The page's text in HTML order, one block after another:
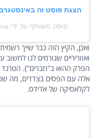
הצגת פוסט זה
פוסט משותף על ידי ‏‎rebeca oksana‎‏ (@‏‎rebecaoksana‎‏)
ואכן, הקיץ הזה כבר שייך
ואווריריים שגורמים לנו
הפרק ההוא ב"חברים").
אלה עם הפסים בצדדים, מה
לקלאסיקה של אדידס.